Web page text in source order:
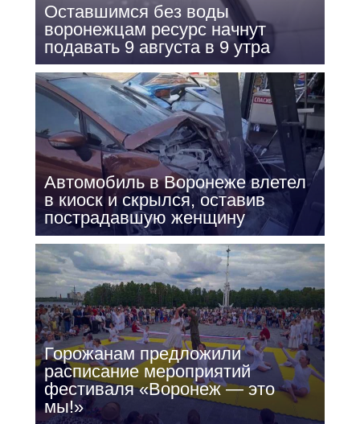
Оставшимся без воды
воронежцам ресурс начнут
подавать 9 августа в 9 утра
Автомобиль в Воронеже влетел
в киоск и скрылся, оставив
пострадавшую женщину
Горожанам предложили
расписание мероприятий
фестиваля «Воронеж — это
мы!»